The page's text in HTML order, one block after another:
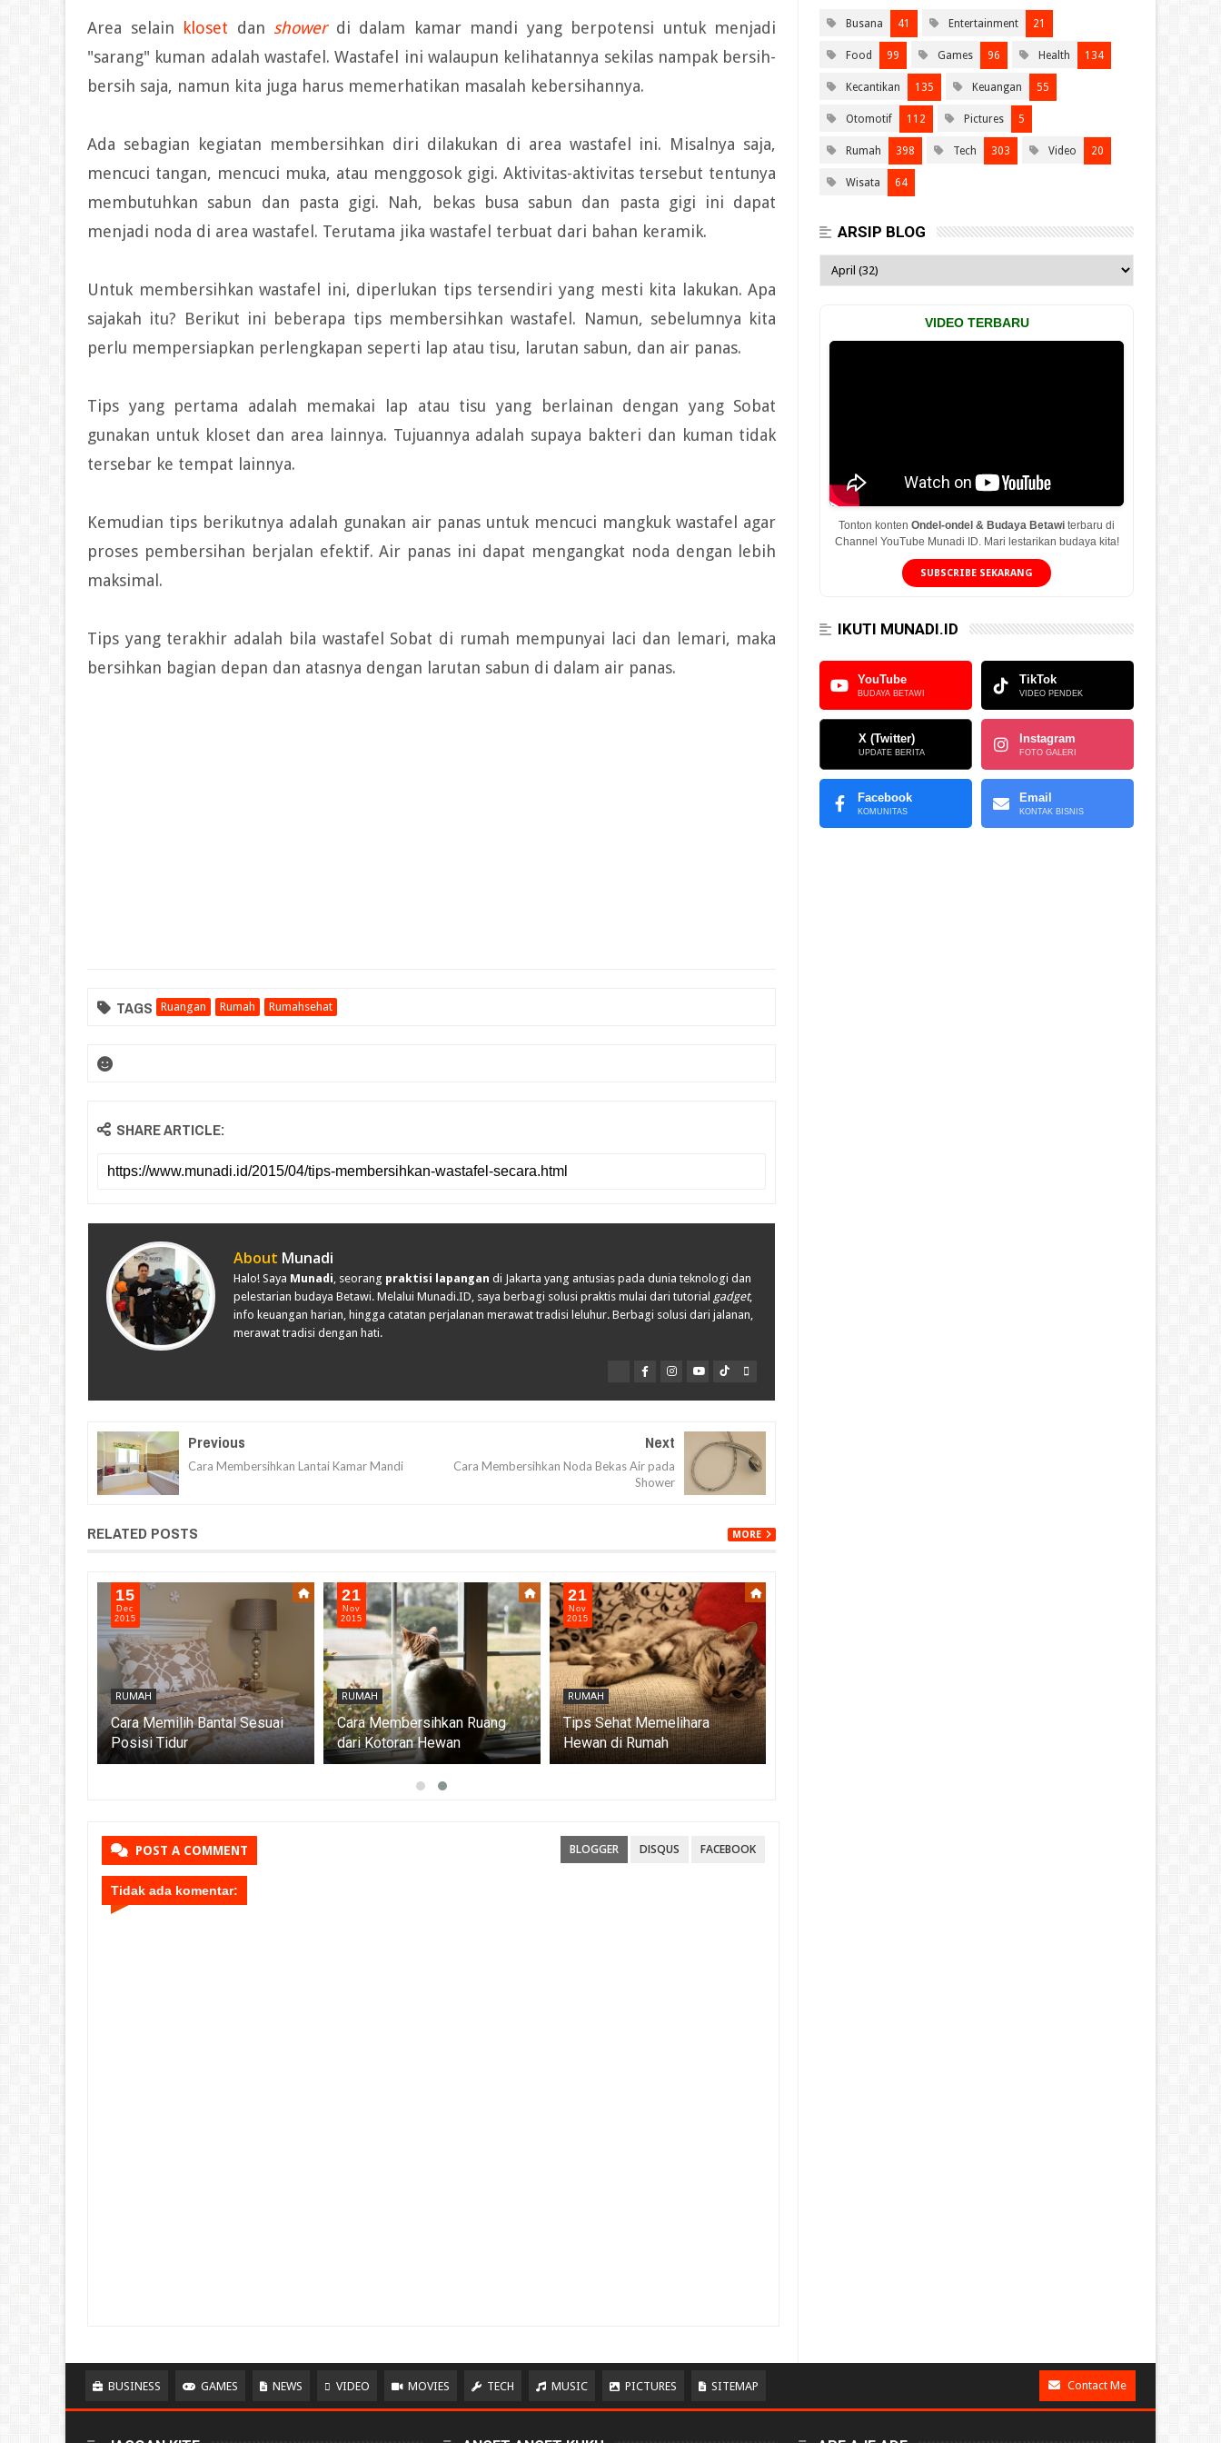
Area selain kloset dan showerdi dalam kamar mandi yang berpotensi untuk menjadi
"sarang" kuman adalah wastafel. Wastafel ini walaupun kelihatannya sekilas nampak bersih-
bersih saja, namun kita juga harus memerhatikan masalah kebersihannya.
Ada sebagian kegiatan membersihkan diri dilakukan di area wastafel ini. Misalnya saja,
mencuci tangan, mencuci muka, atau menggosok gigi. Aktivitas-aktivitas tersebut tentunya
membutuhkan sabun dan pasta gigi. Nah, bekas busa sabun dan pasta gigi ini dapat
menjadi noda di area wastafel. Terutama jika wastafel terbuat dari bahan keramik.
Untuk membersihkan wastafel ini, diperlukan tips tersendiri yang mesti kita lakukan. Apa
sajakah itu? Berikut ini beberapa tips membersihkan wastafel. Namun, sebelumnya kita
perlu mempersiapkan perlengkapan seperti lap atau tisu, larutan sabun, dan air panas.
Tips yang pertama adalah memakai lap atau tisu yang berlainan dengan yang Sobat
gunakan untuk kloset dan area lainnya. Tujuannya adalah supaya bakteri dan kuman tidak
tersebar ke tempat lainnya.
Kemudian tips berikutnya adalah gunakan air panas untuk mencuci mangkuk wastafel agar
proses pembersihan berjalan efektif. Air panas ini dapat mengangkat noda dengan lebih
maksimal.
Tips yang terakhir adalah bila wastafel Sobat di rumah mempunyai laci dan lemari, maka
bersihkan bagian depan dan atasnya dengan larutan sabun di dalam air panas.
TAGS Ruangan Rumah Rumahsehat
SHARE ARTICLE:
About Munadi
Halo! Saya Munadi, seorang praktisi lapangan di Jakarta yang antusias pada dunia teknologi dan
pelestarian budaya Betawi. Melalui Munadi.ID, saya berbagi solusi praktis mulai dari tutorial gadget,
info keuangan harian, hingga catatan perjalanan merawat tradisi leluhur. Berbagi solusi dari jalanan,
merawat tradisi dengan hati.
Previous
Cara Membersihkan Lantai Kamar Mandi
Next
Cara Membersihkan Noda Bekas Air pada
Shower
RELATED POSTS MORE
15
Dec
2015
RUMAH
Cara Memilih Bantal Sesuai
Posisi Tidur
21
Nov
2015
RUMAH
Cara Membersihkan Ruang
dari Kotoran Hewan
21
Nov
2015
RUMAH
Tips Sehat Memelihara
Hewan di Rumah
POST A COMMENT BLOGGER DISQUS FACEBOOK
Tidak ada komentar:
Busana 41 Entertainment 21
Food 99 Games 96 Health 134
Kecantikan 135 Keuangan 55
Otomotif 112 Pictures 5
Rumah 398 Tech 303 Video 20
Wisata 64
ARSIP BLOG
VIDEO TERBARU
Tonton kontenOndel-ondel & Budaya Betawi terbaru di
Channel YouTube Munadi ID. Mari lestarikan budaya kita!
SUBSCRIBE SEKARANG
IKUTI MUNADI.ID
YouTube
BUDAYA BETAWI
TikTok
VIDEO PENDEK
X (Twitter)
UPDATE BERITA
Instagram
FOTO GALERI
Facebook
KOMUNITAS
Email
KONTAK BISNIS
BUSINESS GAMES NEWS VIDEO MOVIES TECH MUSIC PICTURES SITEMAP Contact Me